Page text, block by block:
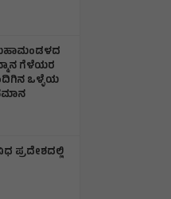
ಗೆಳೆಯರ
ಒಳ್ಳೆಯ
ಪ್ರದೇಶದಲ್ಲಿ